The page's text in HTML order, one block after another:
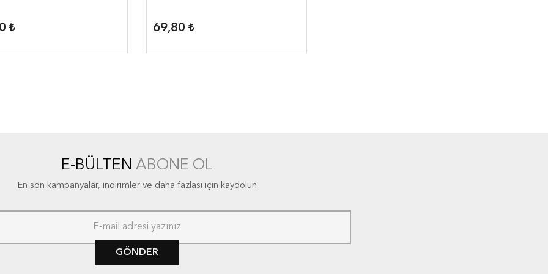
69,80
E-BÜLTEN ABONE OL
En son kampanyalar, indirimler ve daha fazlası için kaydolun
GÖNDER